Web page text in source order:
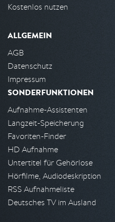
Kostenlos nutzen
ALLGEMEIN
AGB
Datenschutz
Impressum
SONDERFUNKTIONEN
Aufnahme-Assistenten
Langzeit-Speicherung
Favoriten-Finder
HD Aufnahme
Untertitel für Gehörlose
Hörfilme, Audiodeskription
RSS Aufnahmeliste
Deutsches TV im Ausland